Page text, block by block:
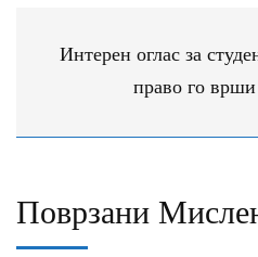
Интерен оглас за
право го врши
Поврзани